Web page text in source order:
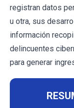
registran datos
u otra, sus
información
delincuentes
para generar